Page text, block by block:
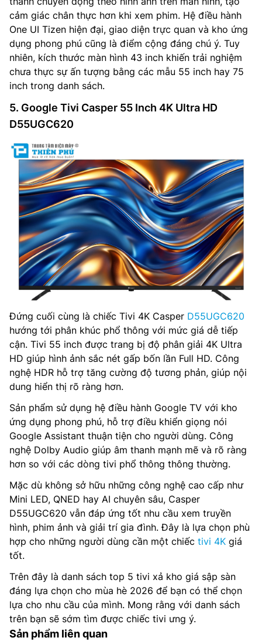
cảm giác chân thực hơn khi xem phim. Hệ điều hành
One UI Tizen hiện đại, giao diện trực quan và kho ứng
dụng phong phú cũng là điểm cộng đáng chú ý. Tuy
nhiên, kích thước màn hình 43 inch khiến trải nghiệm
chưa thực sự ấn tượng bằng các mẫu 55 inch hay 75
inch trong danh sách.
5. Google Tivi Casper 55 Inch 4K Ultra HD
D55UGC620
Đứng cuối cùng là chiếc Tivi 4K Casper D55UGC620
hướng tới phân khúc phổ thông với mức giá dễ tiếp
cận. Tivi 55 inch được trang bị độ phân giải 4K Ultra
HD giúp hình ảnh sắc nét gấp bốn lần Full HD. Công
nghệ HDR hỗ trợ tăng cường độ tương phản, giúp nội
dung hiển thị rõ ràng hơn.
Sản phẩm sử dụng hệ điều hành Google TV với kho
ứng dụng phong phú, hỗ trợ điều khiển giọng nói
Google Assistant thuận tiện cho người dùng. Công
nghệ Dolby Audio giúp âm thanh mạnh mẽ và rõ ràng
hơn so với các dòng tivi phổ thông thông thường.
Mặc dù không sở hữu những công nghệ cao cấp như
Mini LED, QNED hay AI chuyên sâu, Casper
D55UGC620 vẫn đáp ứng tốt nhu cầu xem truyền
hình, phim ảnh và giải trí gia đình. Đây là lựa chọn phù
hợp cho những người dùng cần một chiếc tivi 4K giá
tốt.
Trên đây là danh sách top 5 tivi xả kho giá sập sàn
đáng lựa chọn cho mùa hè 2026 để bạn có thể chọn
lựa cho nhu cầu của mình. Mong rằng với danh sách
trên bạn sẽ sớm tìm được chiếc tivi ưng ý.
Sản phẩm liên quan